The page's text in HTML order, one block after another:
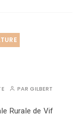
PARGILBERT
Rurale de Vif